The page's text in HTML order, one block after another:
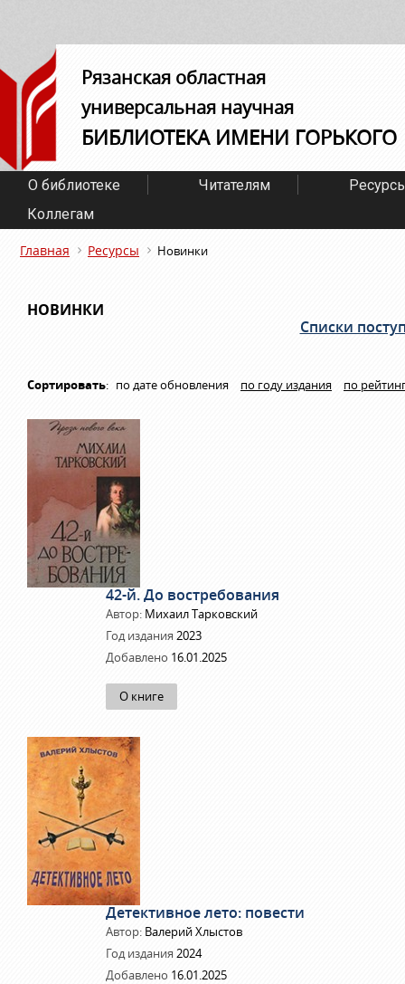
Рязанская областная
универсальная научная
БИБЛИОТЕКА ИМЕНИ ГОРЬКОГО
О библиотеке Читателям
Коллегам
Главная Ресурсы Новинки
НОВИНКИ
Списки
Сортировать: по дате обновления по году издания по
42-й. До востребования
Автор: Михаил Тарковский
Год издания2023
Добавлено 16.01.2025
О книге
Детективное лето: повести
Автор: Валерий Хлыстов
Год издания2024
Добавлено 16.01.2025